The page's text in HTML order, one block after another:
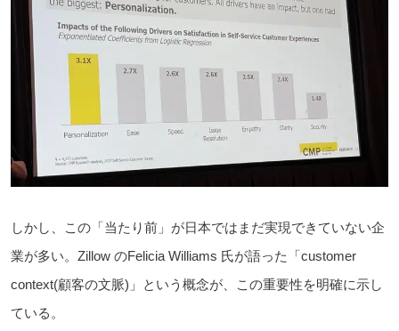
しかし、この「当たり前」が日本ではまだ実現できていない企
業が多い。Zillow のFelicia Williams 氏が語った「customer
context(顧客の文脈)」という概念が、この重要性を明確に示し
ている。